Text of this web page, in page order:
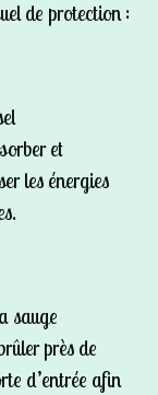
de protection :
et
les énergies
sauge
près de
d’entrée afin